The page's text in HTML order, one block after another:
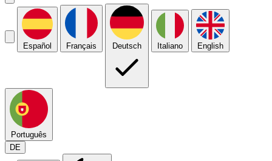
Español Français Deutsch Italiano English
Português
DE